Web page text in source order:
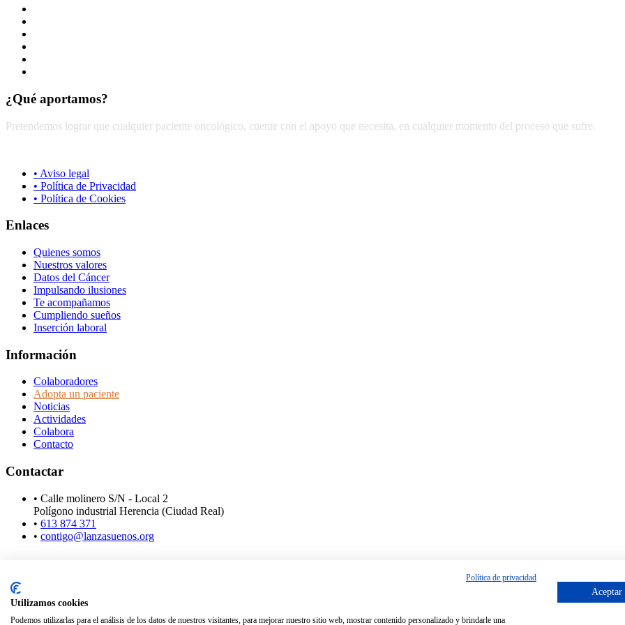
¿Qué aportamos?
Pretendemos lograr que cualquier paciente oncológico, cuente con el apoyo que necesita, en cualquier momento del proceso que sufre.
• Aviso legal
• Política de Privacidad
• Política de Cookies
Enlaces
Quienes somos
Nuestros valores
Datos del Cáncer
Impulsando ilusiones
Te acompañamos
Cumpliendo sueños
Inserción laboral
Información
Colaboradores
Adopta un paciente
Noticias
Actividades
Colabora
Contacto
Contactar
• Calle molinero S/N - Local 2
Polígono industrial Herencia (Ciudad Real)
• 613 874 371
• contigo@lanzasuenos.org
CTA - Diseño y Desarrollo
Política de privacidad
Utilizamos cookies
Podemos utilizarlas para el análisis de los datos de nuestros visitantes, para mejorar nuestro sitio web, mostrar contenido personalizado y brindarle una
Aceptar